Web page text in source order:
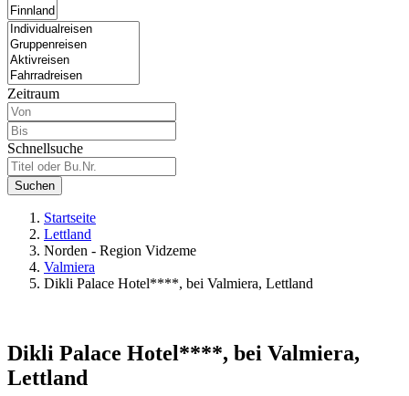
Zeitraum
Schnellsuche
Suchen
Startseite
Lettland
Norden - Region Vidzeme
Valmiera
Dikli Palace Hotel****, bei Valmiera, Lettland
Dikli Palace Hotel****, bei Valmiera,
Lettland